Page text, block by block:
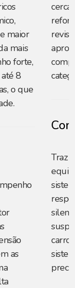
maior
mais
forte,
8
o que
as
cerca
Traz